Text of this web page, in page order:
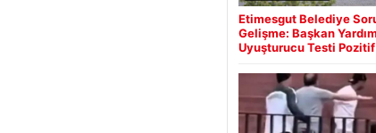
Etimesgut Belediye
Gelişme: Başkan
Uyuşturucu Testi Pozitif